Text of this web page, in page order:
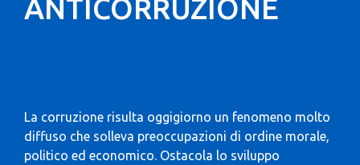
ANTICORRUZIONE
La corruzione risulta oggigiorno un fenomeno molto
diffuso che solleva preoccupazioni di ordine morale,
politico ed economico. Ostacola lo sviluppo